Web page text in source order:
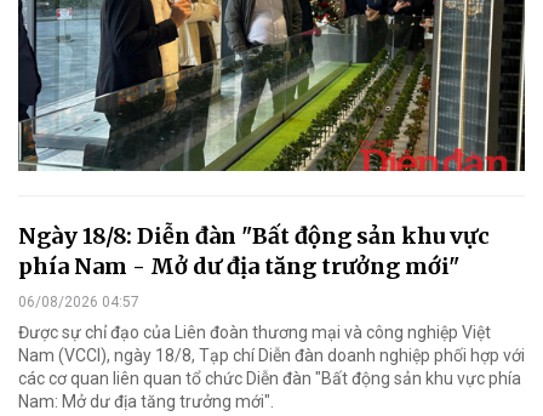
Ngày 18/8: Diễn đàn "Bất động sản khu vực
phía Nam - Mở dư địa tăng trưởng mới"
06/08/2026 04:57
Được sự chỉ đạo của Liên đoàn thương mại và công nghiệp Việt
Nam (VCCI), ngày 18/8, Tạp chí Diễn đàn doanh nghiệp phối hợp với
các cơ quan liên quan tổ chức Diễn đàn "Bất động sản khu vực phía
Nam: Mở dư địa tăng trưởng mới".